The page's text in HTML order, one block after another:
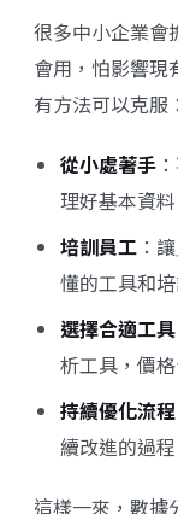
很多中小企業會
會用，怕影響現
有方法可以克服：
從小處著手
理好基本資
培訓員工 ：
懂的工具和
選擇合適工具
析工具，價
持續優化流程
續改進的過
這樣一來，數據